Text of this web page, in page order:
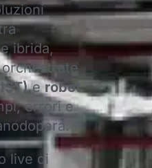
ibrida,
erobot
errori e
live di